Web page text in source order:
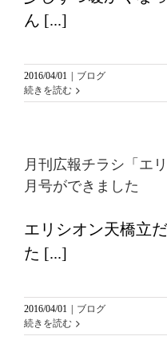
ん [...]
2016/04/01 | ブログ
続きを読む
月刊広報チラシ「エ
月号ができました
エリシオン天橋立
た [...]
2016/04/01 | ブログ
続きを読む